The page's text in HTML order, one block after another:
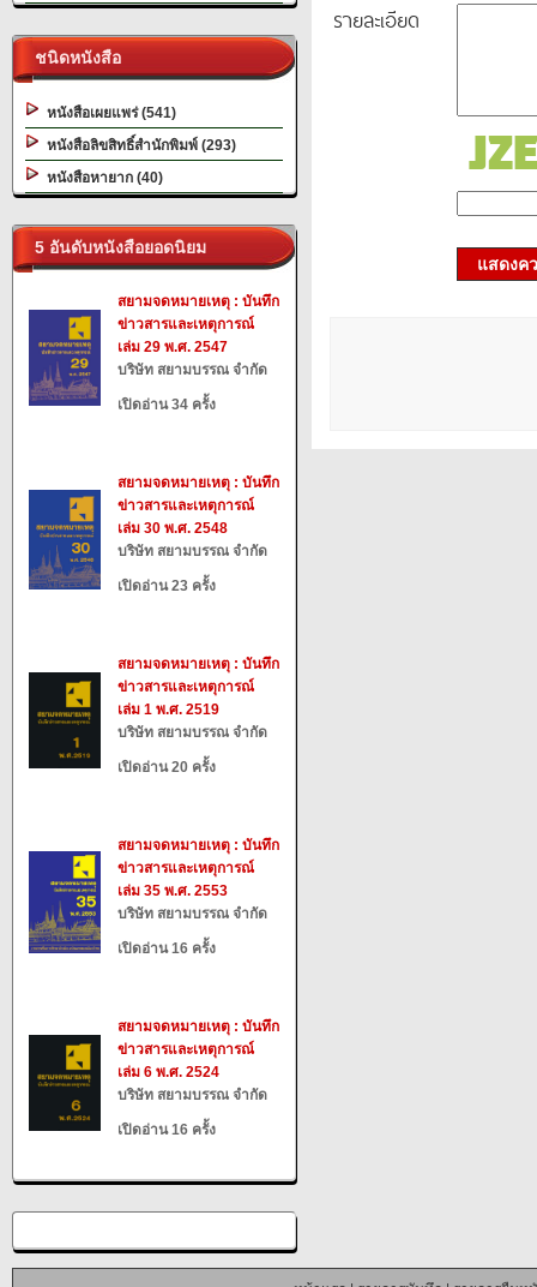
ชนิดหนังสือ
หนังสือเผยแพร่ (541)
หนังสือลิขสิทธิ์สำนักพิมพ์ (293)
หนังสือหายาก (40)
5 อันดับหนังสือยอดนิยม
สยามจดหมายเหตุ : บันทึก
ข่าวสารและเหตุการณ์
เล่ม 29 พ.ศ. 2547
บริษัท สยามบรรณ จำกัด
เปิดอ่าน 34 ครั้ง
สยามจดหมายเหตุ : บันทึก
ข่าวสารและเหตุการณ์
เล่ม 30 พ.ศ. 2548
บริษัท สยามบรรณ จำกัด
เปิดอ่าน 23 ครั้ง
สยามจดหมายเหตุ : บันทึก
ข่าวสารและเหตุการณ์
เล่ม 1 พ.ศ. 2519
บริษัท สยามบรรณ จำกัด
เปิดอ่าน 20 ครั้ง
สยามจดหมายเหตุ : บันทึก
ข่าวสารและเหตุการณ์
เล่ม 35 พ.ศ. 2553
บริษัท สยามบรรณ จำกัด
เปิดอ่าน 16 ครั้ง
สยามจดหมายเหตุ : บันทึก
ข่าวสารและเหตุการณ์
เล่ม 6 พ.ศ. 2524
บริษัท สยามบรรณ จำกัด
เปิดอ่าน 16 ครั้ง
รายละเอียด
แสดงค